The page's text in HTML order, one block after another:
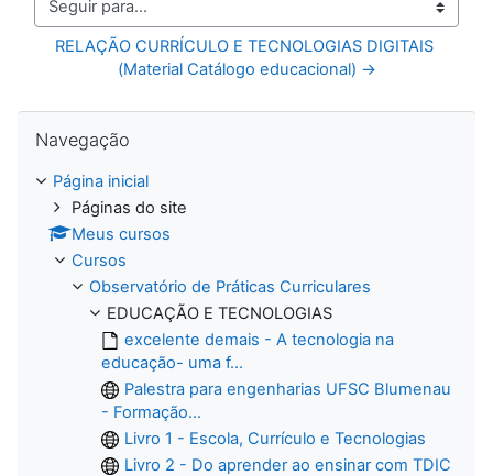
Seguir para...
RELAÇÃO CURRÍCULO E TECNOLOGIAS DIGITAIS
(Material Catálogo educacional) →
Navegação
Página inicial
Páginas do site
Meus cursos
Cursos
Observatório de Práticas Curriculares
EDUCAÇÃO E TECNOLOGIAS
excelente demais - A tecnologia na
educação- uma f...
Palestra para engenharias UFSC Blumenau
- Formação...
Livro 1 - Escola, Currículo e Tecnologias
Livro 2 - Do aprender ao ensinar com TDIC